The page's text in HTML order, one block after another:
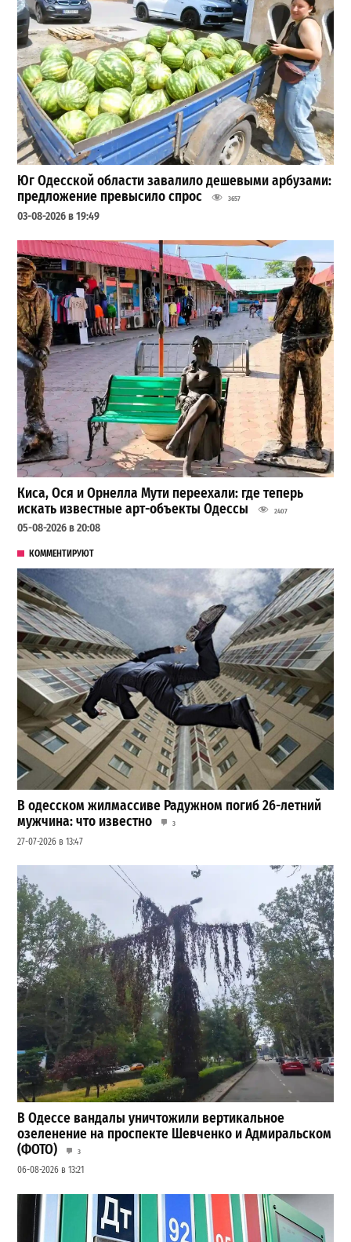
Юг Одесской области завалило дешевыми арбузами:
предложение превысило спрос
3657
03-08-2026 в 19:49
Киса, Ося и Орнелла Мути переехали: где теперь
искать известные арт-объекты Одессы
2407
05-08-2026 в 20:08
КОММЕНТИРУЮТ
В одесском жилмассиве Радужном погиб 26-летний
мужчина: что известно
3
27-07-2026 в 13:47
В Одессе вандалы уничтожили вертикальное
озеленение на проспекте Шевченко и Адмиральском
(ФОТО)
3
06-08-2026 в 13:21